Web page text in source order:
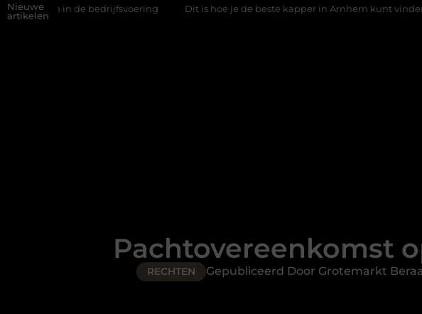
Nieuwe
artikelen
de bedrijfsvoering Dit is hoe je de beste kapper in Arnhem kunt vinden
Pachtovereenkomst
RECHTEN Gepubliceerd Door Grotemarkt